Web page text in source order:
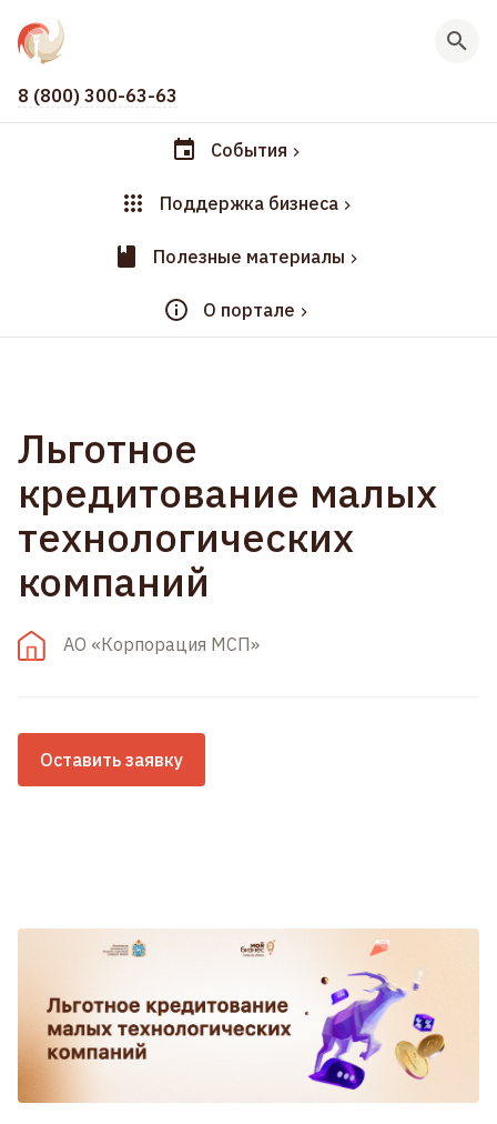
8 (800) 300-63-63
События
Поддержка бизнеса
Полезные материалы
О портале
Льготное
кредитование малых
технологических
компаний
АО «Корпорация МСП»
Оставить заявку